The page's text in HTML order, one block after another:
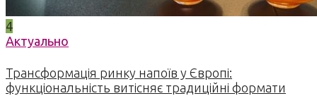
4
Актуально
Трансформація ринку напоїв у Європі:
функціональність витісняє традиційні формати